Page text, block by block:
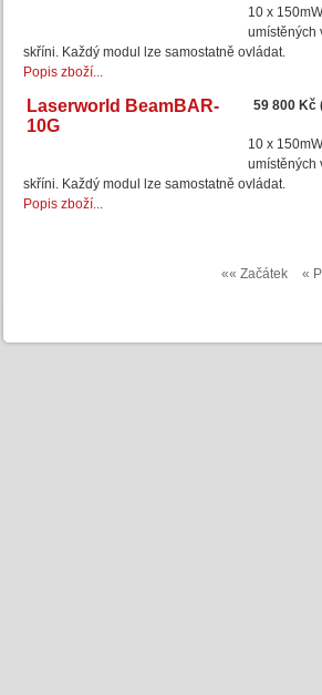
10 x
umístěných
skříni. Každý modul lze samostatně ovládat.
Popis zboží...
Laserworld BeamBAR-
10G
59 800 Kč
10 x
umístěných
skříni. Každý modul lze samostatně ovládat.
Popis zboží...
«« Začátek «